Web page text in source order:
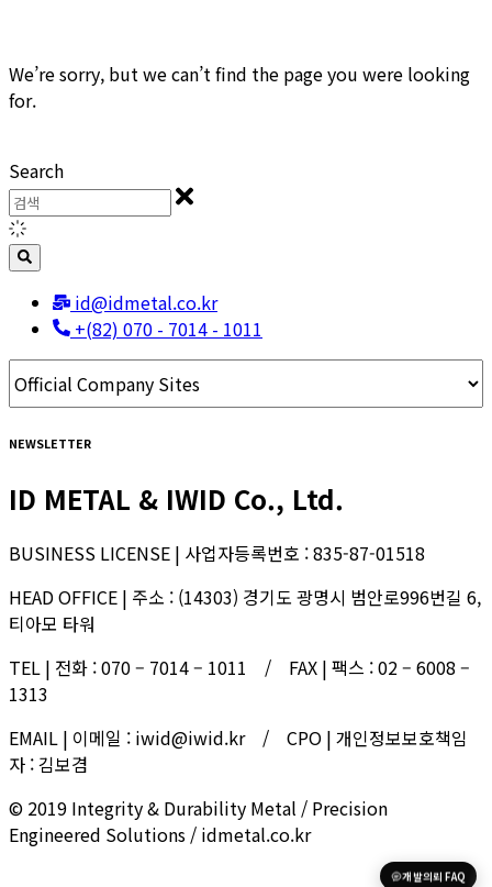
We’re sorry, but we can’t find the page you were looking
for.
Search
id@idmetal.co.kr
+(82) 070 - 7014 - 1011
NEWSLETTER
ID METAL & IWID Co., Ltd.
BUSINESS LICENSE | 사업자등록번호 : 835-87-01518
HEAD OFFICE | 주소 : (14303) 경기도 광명시 범안로996번길 6,
티아모 타워
TEL | 전화 : 070 – 7014 – 1011 / FAX | 팩스 : 02 – 6008 –
1313
EMAIL | 이메일 : iwid@iwid.kr / CPO | 개인정보보호책임
자 : 김보겸
© 2019 Integrity & Durability Metal / Precision
Engineered Solutions / idmetal.co.kr
개발의뢰 FAQ